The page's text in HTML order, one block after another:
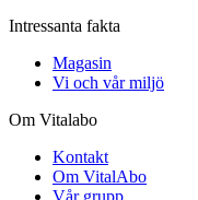
Intressanta fakta
Magasin
Vi och vår miljö
Om Vitalabo
Kontakt
Om VitalAbo